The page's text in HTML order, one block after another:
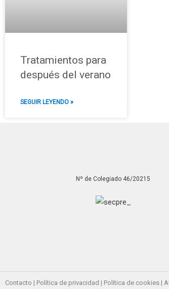
Tratamientos para
después del verano
SEGUIR LEYENDO »
Nº de Colegiado 46/20215
Contacto | Política de privacidad | Política de cookies |